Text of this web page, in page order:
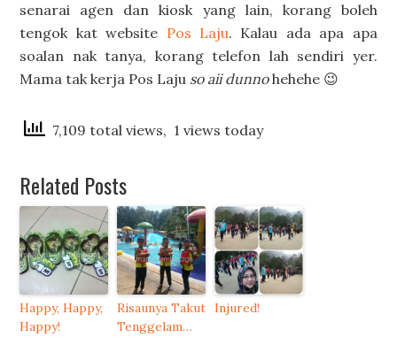
senarai agen dan kiosk yang lain, korang boleh
tengok kat website Pos Laju. Kalau ada apa apa
soalan nak tanya, korang telefon lah sendiri yer.
Mama tak kerja Pos Laju so aii dunnohehehe 😉
7,109 total views, 1 views today
Related Posts
Happy, Happy,
Happy!
Risaunya Takut
Tenggelam…
Injured!